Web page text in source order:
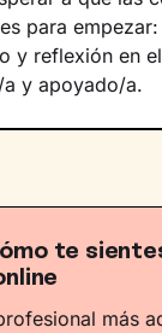
para
y reflexión en
y apoyado/a.
te
más